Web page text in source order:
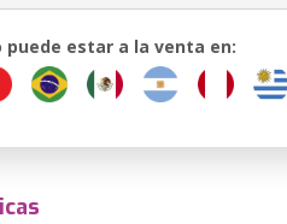
puede estar a la venta en: